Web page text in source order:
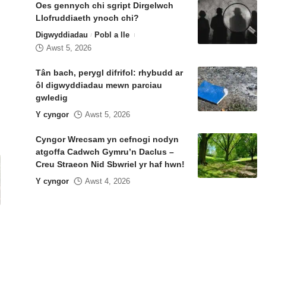
Oes gennych chi sgript Dirgelwch
Llofruddiaeth ynoch chi?
Digwyddiadau
Pobl a lle
Awst 5, 2026
Tân bach, perygl difrifol: rhybudd ar
ôl digwyddiadau mewn parciau
gwledig
Y cyngor Awst 5, 2026
Cyngor Wrecsam yn cefnogi nodyn
atgoffa Cadwch Gymru’n Daclus –
Creu Straeon Nid Sbwriel yr haf hwn!
Y cyngor Awst 4, 2026